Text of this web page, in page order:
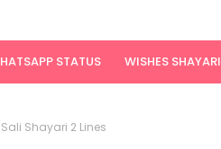
STATUS WISHES SHAYARI
Shayari 2 Lines